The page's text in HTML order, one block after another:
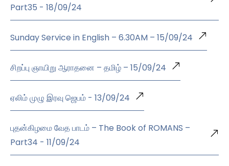
Part35 - 18/09/24
Sunday Service in English – 6.30AM – 15/09/24
சிறப்பு ஞாயிறு ஆராதனை – தமிழ் – 15/09/24
ஏலிம் முழு இரவு ஜெபம் - 13/09/24
புதன்கிழமை வேத பாடம் – The Book of ROMANS –
Part34 - 11/09/24